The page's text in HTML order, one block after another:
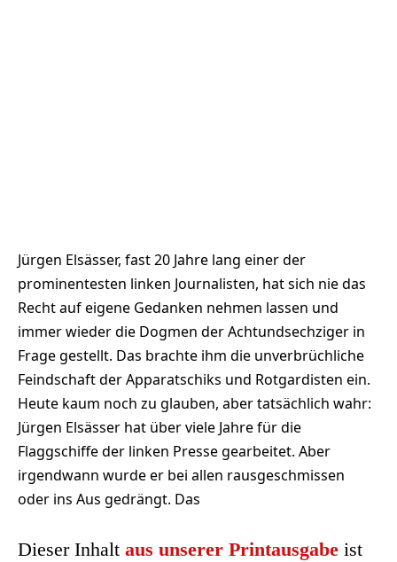
Jürgen Elsässer, fast 20 Jahre lang einer der
prominentesten linken Journalisten, hat sich nie das
Recht auf eigene Gedanken nehmen lassen und
immer wieder die Dogmen der Achtundsechziger in
Frage gestellt. Das brachte ihm die unverbrüchliche
Feindschaft der Apparatschiks und Rotgardisten ein.
Heute kaum noch zu glauben, aber tatsächlich wahr:
Jürgen Elsässer hat über viele Jahre für die
Flaggschiffe der linken Presse gearbeitet. Aber
irgendwann wurde er bei allen rausgeschmissen
oder ins Aus gedrängt. Das
Dieser Inhalt aus unserer Printausgabe ist